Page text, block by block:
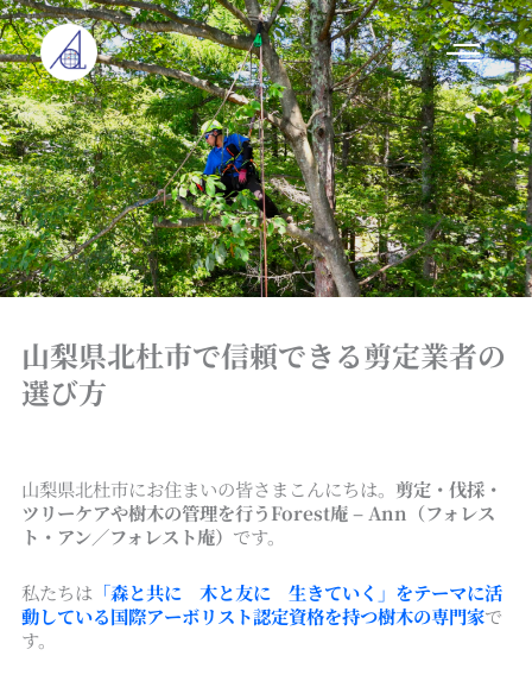
内
容
を
ス
キ
ッ
プ
山梨県北杜市で信頼できる剪定業者の
選び方
山梨県北杜市にお住まいの皆さまこんにちは。 剪定・伐採・
ツリーケアや樹木の管理を行うForest庵 – Ann（フォレス
ト・アン／フォレスト庵） です。
私たちは 「森と共に 木と友に 生きていく」をテーマに活
動している国際アーボリスト認定資格を持つ樹木の専門家で
す。